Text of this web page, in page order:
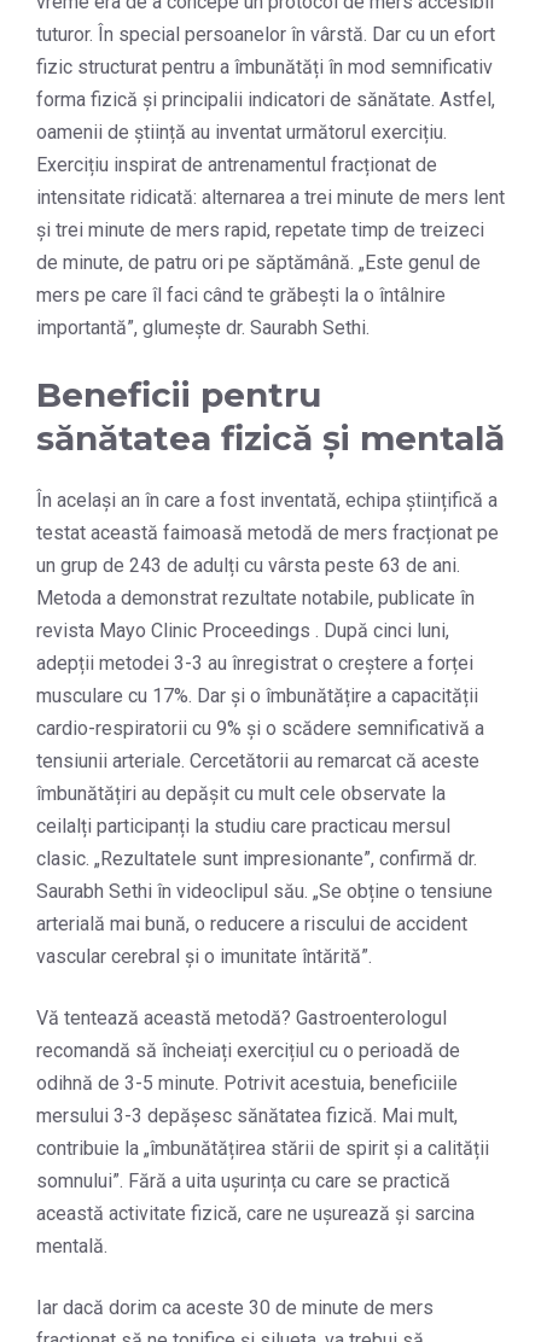
tuturor. În special persoanelor în vârstă. Dar cu un efort
fizic structurat pentru a îmbunătăți în mod semnificativ
forma fizică și principalii indicatori de sănătate. Astfel,
oamenii de știință au inventat următorul exercițiu.
Exercițiu inspirat de antrenamentul fracționat de
intensitate ridicată: alternarea a trei minute de mers lent
și trei minute de mers rapid, repetate timp de treizeci
de minute, de patru ori pe săptămână. „Este genul de
mers pe care îl faci când te grăbești la o întâlnire
importantă”, glumește dr. Saurabh Sethi.
Beneficii pentru
sănătatea fizică și mentală
În același an în care a fost inventată, echipa științifică a
testat această faimoasă metodă de mers fracționat pe
un grup de 243 de adulți cu vârsta peste 63 de ani.
Metoda a demonstrat rezultate notabile, publicate în
revista Mayo Clinic Proceedings . După cinci luni,
adepții metodei 3-3 au înregistrat o creștere a forței
musculare cu 17%. Dar și o îmbunătățire a capacității
cardio-respiratorii cu 9% și o scădere semnificativă a
tensiunii arteriale. Cercetătorii au remarcat că aceste
îmbunătățiri au depășit cu mult cele observate la
ceilalți participanți la studiu care practicau mersul
clasic. „Rezultatele sunt impresionante”, confirmă dr.
Saurabh Sethi în videoclipul său. „Se obține o tensiune
arterială mai bună, o reducere a riscului de accident
vascular cerebral și o imunitate întărită”.
Vă tentează această metodă? Gastroenterologul
recomandă să încheiați exercițiul cu o perioadă de
odihnă de 3-5 minute. Potrivit acestuia, beneficiile
mersului 3-3 depășesc sănătatea fizică. Mai mult,
contribuie la „îmbunătățirea stării de spirit și a calității
somnului”. Fără a uita ușurința cu care se practică
această activitate fizică, care ne ușurează și sarcina
mentală.
Iar dacă dorim ca aceste 30 de minute de mers